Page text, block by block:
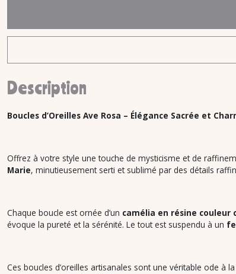
Description
Boucles d’Oreilles Ave Rosa – Élégance Sacrée et
Offrez à votre style une touche de mysticisme et de
Marie, minutieusement serti et sublimé par des détails
Chaque boucle est ornée d’un camélia en résine couleur
évoque la pureté et la sérénité. Le tout est suspendu à un
Ces boucles d’oreilles artisanales sont une véritable ode à la